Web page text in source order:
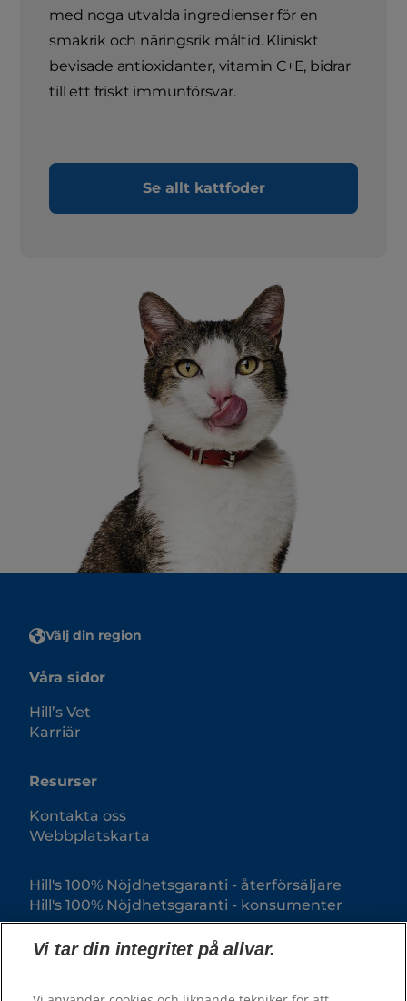
med noga utvalda ingredienser för en
smakrik och näringsrik måltid. Kliniskt
bevisade antioxidanter, vitamin C+E, bidrar
till ett friskt immunförsvar.
Se allt kattfoder
Välj din region
Våra sidor
Hill’s Vet
Karriär
Resurser
Kontakta oss
Webbplatskarta
Hill's 100% Nöjdhetsgaranti - återförsäljare
Hill's 100% Nöjdhetsgaranti - konsumenter
Vi tar din integritet på allvar.